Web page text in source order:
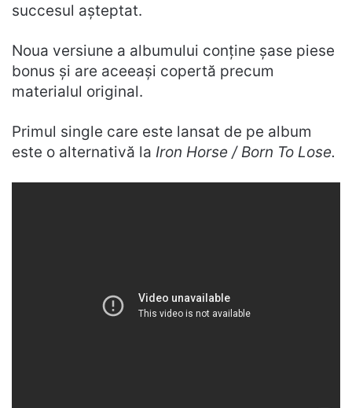
succesul așteptat.
Noua versiune a albumului conține șase piese
bonus și are aceeași copertă precum
materialul original.
Primul single care este lansat de pe album
este o alternativă la Iron Horse / Born To Lose.